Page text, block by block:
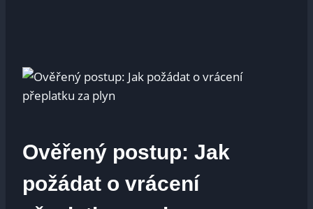
Ověřený⁣ postup: Jak
požádat ‍o vrácení